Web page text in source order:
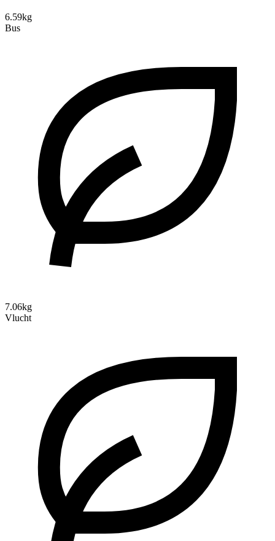
6.59kg
Bus
7.06kg
Vlucht